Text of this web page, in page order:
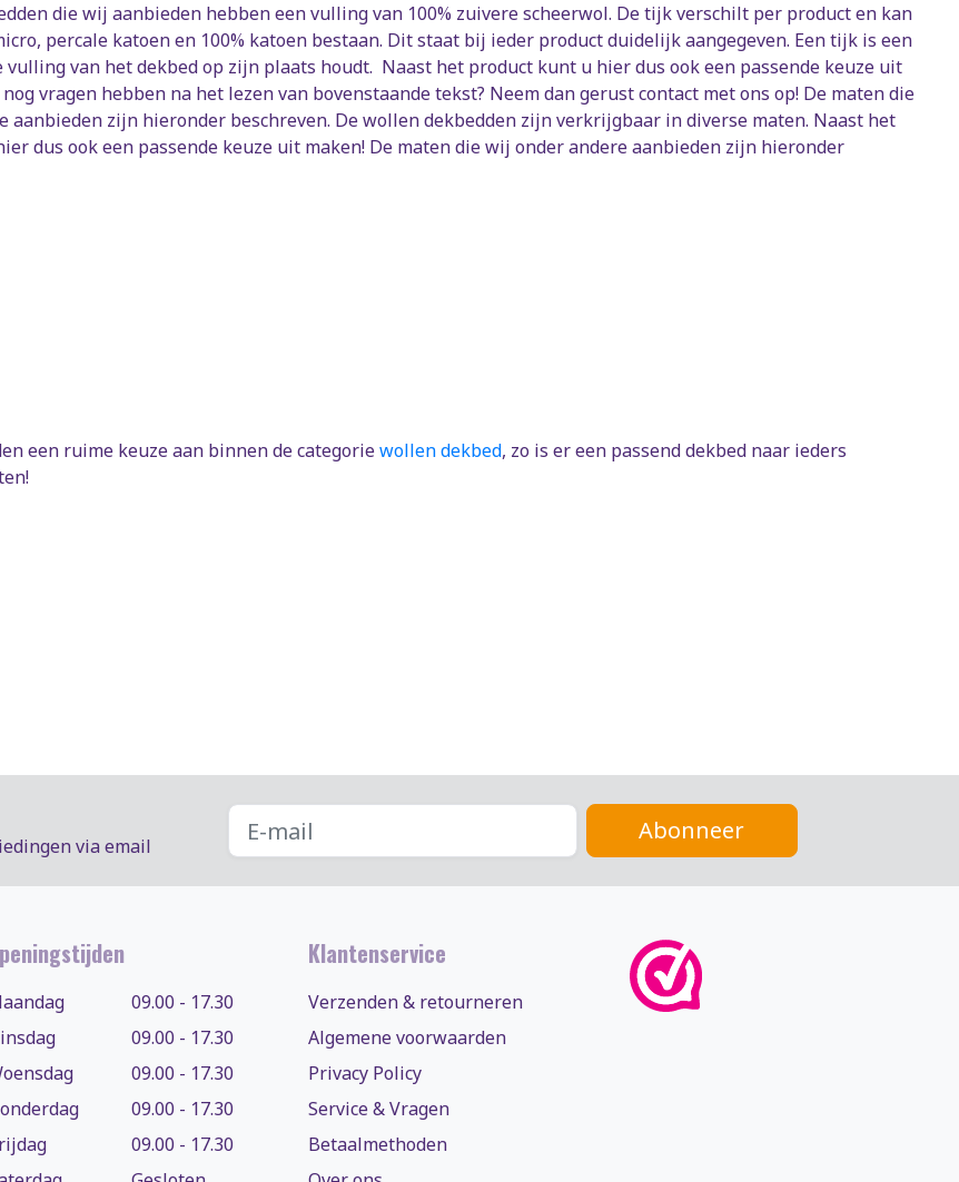
die wij aanbieden hebben een vulling van 100% zuivere scheerwol. De tijk verschilt per product en kan
percale katoen en 100% katoen bestaan. Dit staat bij ieder product duidelijk aangegeven. Een tijk is een
vulling van het dekbed op zijn plaats houdt. Naast het product kunt u hier dus ook een passende keuze uit
vragen hebben na het lezen van bovenstaande tekst? Neem dan gerust contact met ons op! De maten die
aanbieden zijn hieronder beschreven. De wollen dekbedden zijn verkrijgbaar in diverse maten. Naast het
dus ook een passende keuze uit maken! De maten die wij onder andere aanbieden zijn hieronder
een ruime keuze aan binnen de categoriewollen dekbed, zo is er een passend dekbed naar ieders
via email
Abonneer
09.00 - 17.30
09.00 - 17.30
09.00 - 17.30
09.00 - 17.30
09.00 - 17.30
Klantenservice
Verzenden & retourneren
Algemene voorwaarden
Privacy Policy
Service & Vragen
Betaalmethoden